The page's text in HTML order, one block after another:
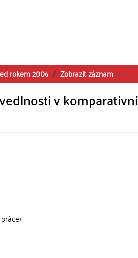
rokem 2006 Zobrazit záznam
v komparativní